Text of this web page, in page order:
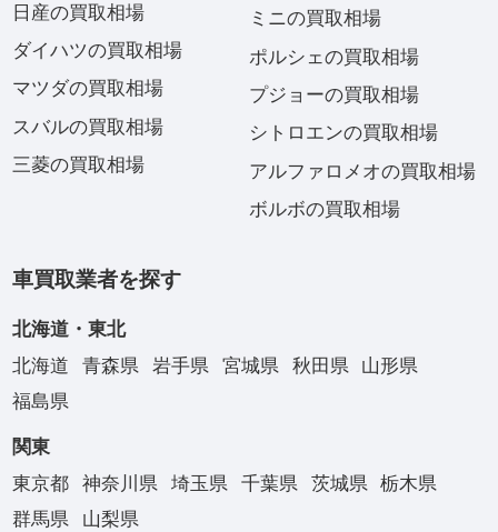
日産の買取相場
ダイハツの買取相場
マツダの買取相場
スバルの買取相場
三菱の買取相場
ミニの買取相場
ポルシェの買取相場
プジョーの買取相場
シトロエンの買取相場
アルファロメオの買取相場
ボルボの買取相場
車買取業者を探す
北海道・東北
北海道
青森県 岩手県 宮城県 秋田県
山形県
福島県
関東
東京都
神奈川県 埼玉県 千葉県 茨城県
栃木県
群馬県
山梨県